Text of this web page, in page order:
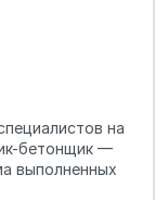
на
бетонщик —
выполненных